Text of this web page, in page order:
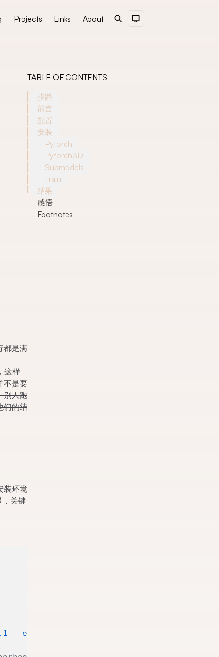
Projects Links About SearchDark Theme
TABLE OF CONTENTS
指路
前言
配置
安装
Pytorch
Pytorch3D
Submodels
Train
结果
感悟
Footnotes
都是满
这样
不是要
别人跑
们的结
装环境
，关键
--extra-index-url